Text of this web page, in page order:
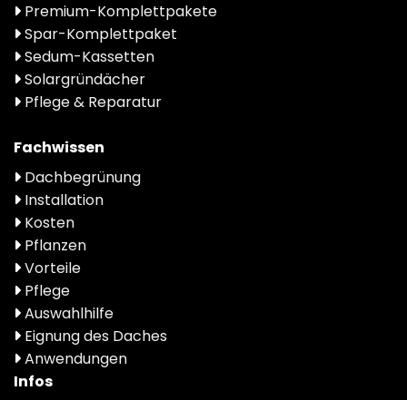
Premium-Komplettpakete
Spar-Komplettpaket
Sedum-Kassetten
Solargründächer
Pflege & Reparatur
Fachwissen
Dachbegrünung
Installation
Kosten
Pflanzen
Vorteile
Pflege
Auswahlhilfe
Eignung des Daches
Anwendungen
Infos